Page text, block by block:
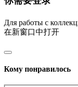
Для работы с
在新窗口中打开
Кому понравилось